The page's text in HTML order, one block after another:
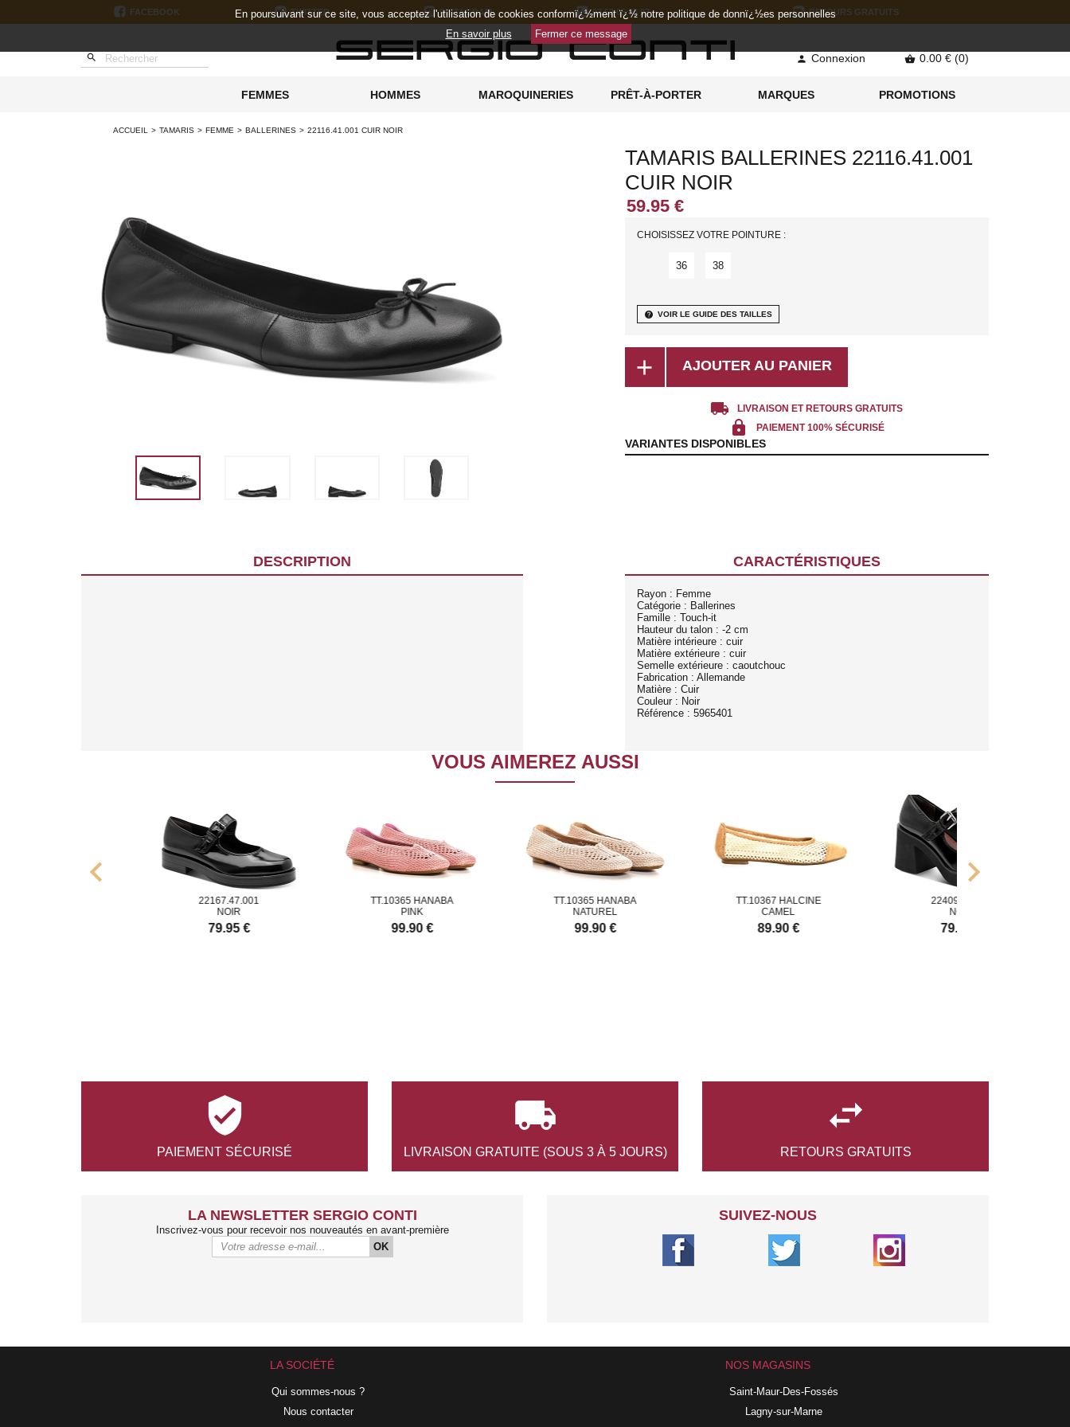
FACEBOOK TWITTER INSTAGRAM 07 52 05 36 97 RETOURS GRATUITS
  Connexion  0.00 € (0)
FEMMES HOMMES MAROQUINERIES PRÊT-À-PORTER MARQUES PROMOTIONS
ACCUEIL TAMARIS FEMME BALLERINES 22116.41.001 CUIR NOIR
TAMARIS BALLERINES 22116.41.001
CUIR NOIR
CHOISISSEZ VOTRE POINTURE :
36 38
help VOIR LE GUIDE DES TAILLES
add AJOUTER AU PANIER
local_shipping LIVRAISON ET RETOURS GRATUITS
lock PAIEMENT 100% SÉCURISÉ
VARIANTES DISPONIBLES
DESCRIPTION CARACTÉRISTIQUES
Rayon : Femme
Catégorie : Ballerines
Famille : Touch-it
Hauteur du talon : -2 cm
Matière intérieure : cuir
Matière extérieure : cuir
Semelle extérieure : caoutchouc
Fabrication : Allemande
Matière : Cuir
Couleur : Noir
Référence : 5965401
VOUS AIMEREZ AUSSI
22167.47.001
79.95 €
TT.10365 HANABA
99.90 €
TT.10365 HANABA
NATUREL
99.90 €
TT.10367 HALCINE
89.90 €
22409.45.001
79.95 €
chevron_left chevron_right

PAIEMENT SÉCURISÉ

LIVRAISON GRATUITE (SOUS 3 À 5 JOURS)

RETOURS GRATUITS
LA NEWSLETTER SERGIO CONTI
Inscrivez-vous pour recevoir nos nouveautés en avant-première
OK
SUIVEZ-NOUS
LA SOCIÉTÉ
Qui sommes-nous ?
Nous contacter
NOS MAGASINS
Saint-Maur-Des-Fossés
Lagny-sur-Marne
En poursuivant sur ce site, vous acceptez l'utilisation de cookies conformï¿½ment ï¿½ notre politique de donnï¿½es personnelles
En savoir plus
Fermer ce message